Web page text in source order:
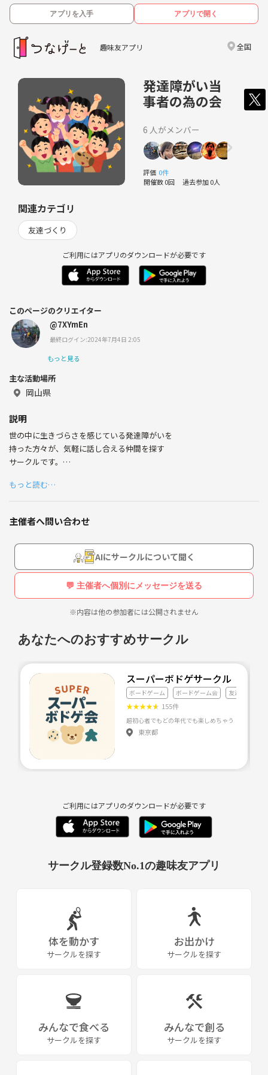
アプリを入手 アプリで開く
趣味友アプリ 全国
発達障がい当
事者の為の会
6 人がメンバー
評価 0件
開催数 0回 過去参加 0人
関連カテゴリ
友達づくり
ご利用にはアプリのダウンロードが必要です
このページのクリエイター
@7XYmEn
最終ログイン:2024年7月4日 2:05
もっと見る
主な活動場所
岡山県
説明
世の中に生きづらさを感じている発達障がいを
持った方々が、気軽に話し合える仲間を探す
サークルです。
楽しい仲間を作りましょう☆
もっと読む…
主催者へ問い合わせ
AIにサークルについて聞く
💬 主催者へ個別にメッセージを送る
※内容は他の参加者には公開されません
あなたへのおすすめサークル
スーパーボドゲサークル
ボードゲーム ボードゲーム会 友達づくり
★★★★★ 155件
東京都
ご利用にはアプリのダウンロードが必要です
サークル登録数No.1の趣味友アプリ
体を動かす
サークルを探す
お出かけ
サークルを探す
みんなで食べる
サークルを探す
みんなで創る
サークルを探す